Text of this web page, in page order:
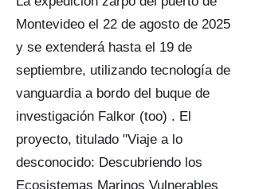
Montevideo el 22 de agosto de 2025
y se extenderá hasta el 19 de
septiembre, utilizando tecnología de
vanguardia a bordo del buque de
investigación Falkor (too) . El
proyecto, titulado "Viaje a lo
desconocido: Descubriendo los
Ecosistemas Marinos Vulnerables